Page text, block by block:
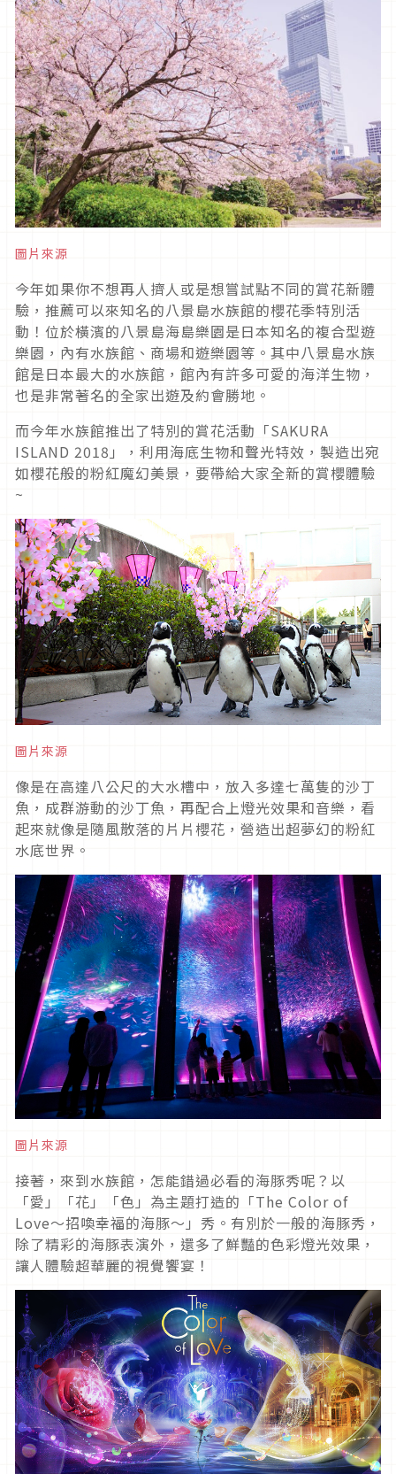
圖片來源
今年如果你不想再人擠人或是想嘗試點不同的賞花新體
驗，推薦可以來知名的八景島水族館的櫻花季特別活
動！位於橫濱的八景島海島樂園是日本知名的複合型遊
樂園，內有水族館、商場和遊樂園等。其中八景島水族
館是日本最大的水族館，館內有許多可愛的海洋生物，
也是非常著名的全家出遊及約會勝地。
而今年水族館推出了特別的賞花活動「SAKURA
ISLAND 2018」，利用海底生物和聲光特效，製造出宛
如櫻花般的粉紅魔幻美景，要帶給大家全新的賞櫻體驗
~
圖片來源
像是在高達八公尺的大水槽中，放入多達七萬隻的沙丁
魚，成群游動的沙丁魚，再配合上燈光效果和音樂，看
起來就像是隨風散落的片片櫻花，營造出超夢幻的粉紅
水底世界。
圖片來源
接著，來到水族館，怎能錯過必看的海豚秀呢？以
「愛」「花」「色」為主題打造的「The Color of
Love～招喚幸福的海豚～」秀。有別於一般的海豚秀，
除了精彩的海豚表演外，還多了鮮豔的色彩燈光效果，
讓人體驗超華麗的視覺饗宴！